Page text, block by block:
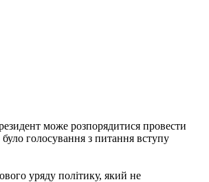
може розпорядитися провести
голосування з питання вступу
уряду політику, який не